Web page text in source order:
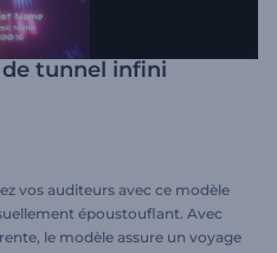
tunnel infini
vos auditeurs avec ce modèle
époustouflant. Avec
le modèle assure un voyage